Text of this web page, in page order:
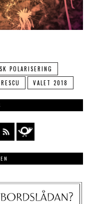
POLARISERING
VALET 2018